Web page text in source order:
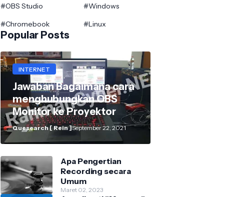
#OBS Studio
#Windows
#Chromebook
#Linux
Popular Posts
INTERNET
Jawaban Bagaimana cara
menghubungkan OBS
Monitor ke Proyektor
Quesearch [ Rein ]September 22, 2021
Apa Pengertian
Recording secara
Umum
Maret 02, 2023